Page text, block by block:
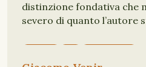
distinzione fondativa che
severo di quanto l’autore